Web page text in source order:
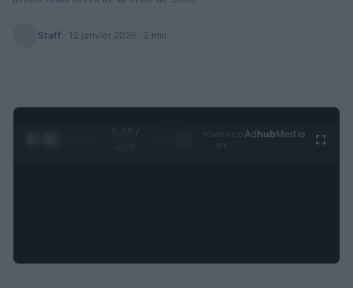
Staff · 12 janvier 2026 · 2 min
0:28 /
Ad hubMedia